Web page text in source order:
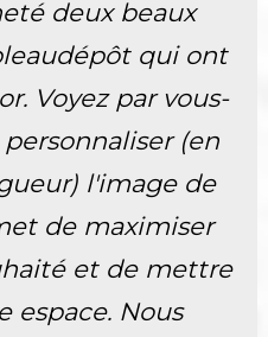
deux beaux
qui ont
Voyez par vous-
(en
l'image de
de maximiser
et de mettre
espace. Nous